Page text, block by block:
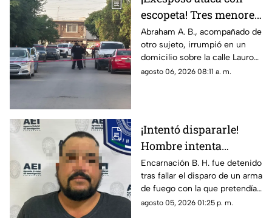
familiar.
escopeta! Tres menores
y una pareja resultan
gravemente heridos en
Ciudad Juárez
Abraham A. B., acompañado de
otro sujeto, irrumpió en un
domicilio sobre la calle Lauro
de Uranga; paramédicos
agosto 06, 2026 08:11 a. m.
¡Intentó dispararle!
Hombre intenta
asesinar a su esposa y
la asfixia en
Chihuahua
Encarnación B. H. fue detenido
tras fallar el disparo de un arma
de fuego con la que pretendía
privar de la vida a su pareja en
agosto 05, 2026 01:25 p. m.